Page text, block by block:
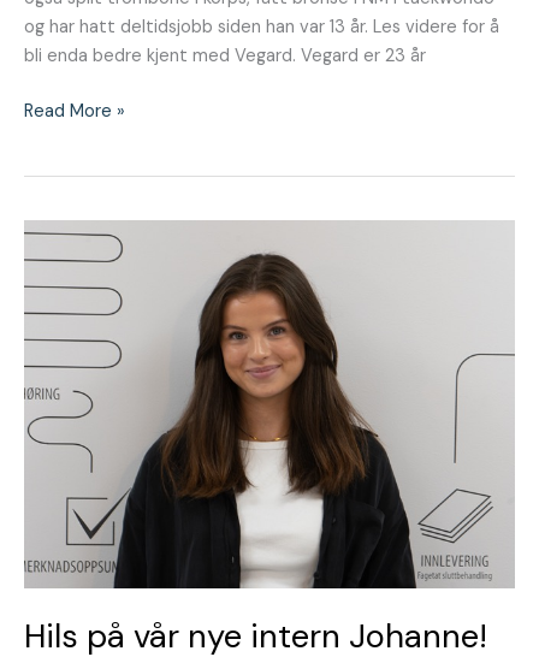
og har hatt deltidsjobb siden han var 13 år. Les videre for å
bli enda bedre kjent med Vegard. Vegard er 23 år
Read More »
Hils på vår nye intern Johanne!
Hils
på
vår
nye
intern